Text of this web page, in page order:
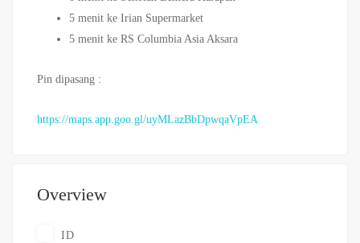
5 menit ke Irian Supermarket
5 menit ke RS Columbia Asia Aksara
Pin dipasang :
https://maps.app.goo.gl/uyMLazBbDpwqaVpEA
Overview
ID